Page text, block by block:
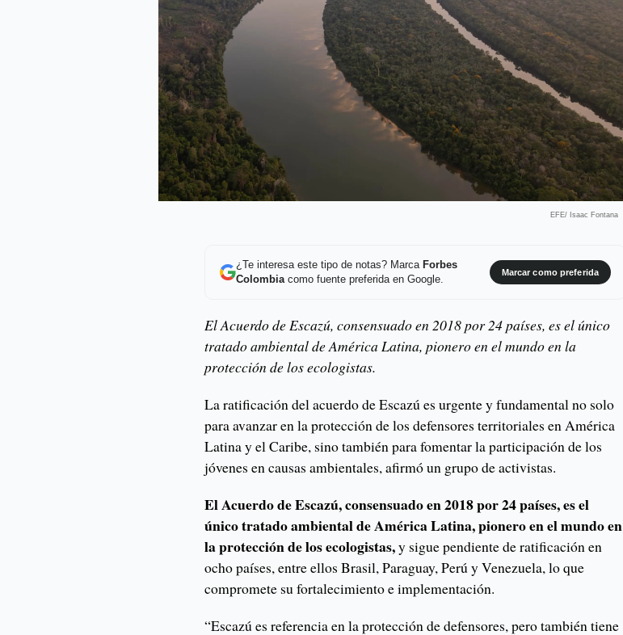
EFE/ Isaac Fontana
¿Te interesa este tipo de notas? Marca Forbes
Colombiacomo fuente preferida en Google.
Marcar como preferida
El Acuerdo de Escazú, consensuado en 2018 por 24 países, es el único
tratado ambiental de América Latina, pionero en el mundo en la
protección de los ecologistas.
La ratificación del acuerdo de Escazú es urgente y fundamental no solo
para avanzar en la protección de los defensores territoriales en América
Latina y el Caribe, sino también para fomentar la participación de los
jóvenes en causas ambientales, afirmó un grupo de activistas.
El Acuerdo de Escazú, consensuado en 2018 por 24 países, es el
único tratado ambiental de América Latina, pionero en el mundo en
la protección de los ecologistas,y sigue pendiente de ratificación en
ocho países, entre ellos Brasil, Paraguay, Perú y Venezuela, lo que
compromete su fortalecimiento e implementación.
“Escazú es referencia en la protección de defensores, pero también tiene